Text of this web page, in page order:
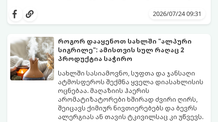
ეფექტური, ბიუჯეტური და აპრობირებული
ლაქების ამოყვანასა და პირვანდელი
სიახლის დაბრუნებას.
2026/07/24 09:31
როგორ დააყენოთ სახლში "ალპური
სიგრილე": ამისთვის სულ რაღაც 2
პროდუქტია საჭირო
სახლში სასიამოვნო, სუფთა და ჯანსაღი
ატმოსფეროს შექმნა ყველა დიასახლისის
ოცნებაა. მაღაზიის ჰაერის
არომატიზატორები ხშირად ძვირი ღირს,
შეიცავს ქიმიურ ნივთიერებებს და ბევრს
ალერგიას ან თავის ტკივილსაც კი უწვევს.